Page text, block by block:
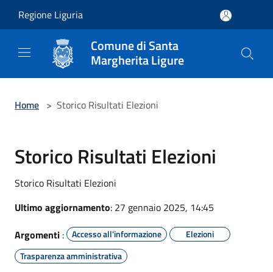
Regione Liguria
Comune di Santa
Margherita Ligure
Home > Storico Risultati Elezioni
Storico Risultati Elezioni
Storico Risultati Elezioni
Ultimo aggiornamento: 27 gennaio 2025, 14:45
Argomenti : Accesso all'informazione
Elezioni
Trasparenza amministrativa